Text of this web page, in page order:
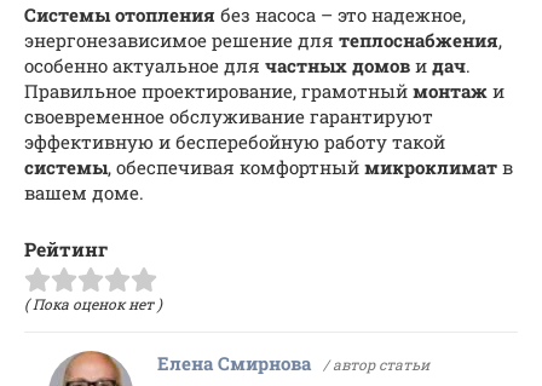
Системы отопления без насоса – это надежное,
энергонезависимое решение для теплоснабжения,
особенно актуальное для частных домов и дач.
Правильное проектирование, грамотный монтаж и
своевременное обслуживание гарантируют
эффективную и бесперебойную работу такой
системы, обеспечивая комфортный микроклимат в
вашем доме.
Рейтинг
( Пока оценок нет )
Елена Смирнова / автор статьи